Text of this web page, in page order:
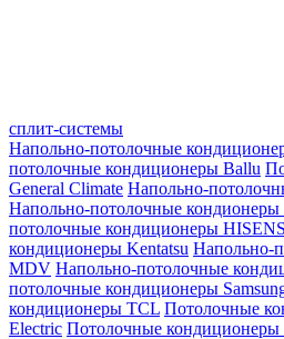
сплит-системы
Напольно-потолочные
потолочные кондиционеры Ballu
General Climate Напольно-
Напольно-потолочные кондионеры
потолочные кондиционеры
кондиционеры Kentatsu Напольно-
MDV Напольно-потолочные
потолочные кондиционеры
кондиционеры TCL Потолочные
Electric Потолочные кондиционеры